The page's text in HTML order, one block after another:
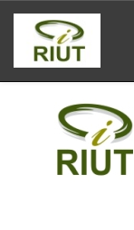
Skip
navigation